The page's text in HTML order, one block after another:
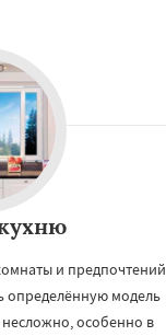
и предпочтений
определённую модель
несложно, особенно в